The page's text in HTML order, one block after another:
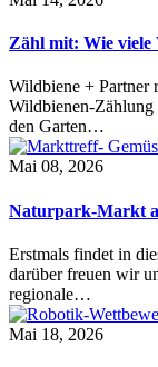
Zähl mit: Wie viele
Wildbiene + Partner
Wildbienen-Zählung
den Garten…
Mai 08, 2026
Naturpark-Markt
Erstmals findet in
darüber freuen wir
regionale…
Mai 18, 2026